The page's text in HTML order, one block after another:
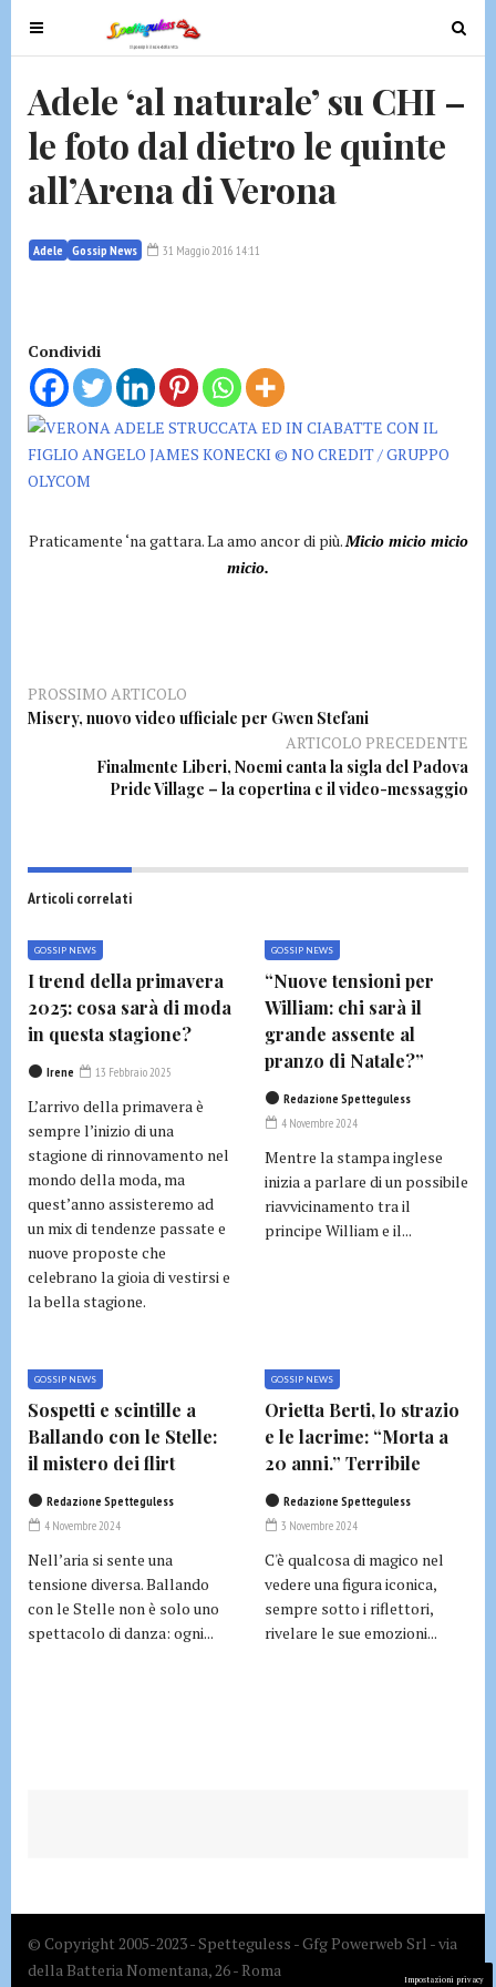
T
o
g
l
e
n
v
i
t
o
n
T
o
g
Adele ‘al naturale’ su CHI –
le foto dal dietro le quinte
all’Arena di Verona
Adele Gossip News 31 Maggio 2016 14:11
Condividi
Praticamente ‘na gattara. La amo ancor di più.Micio micio micio
micio.
PROSSIMO ARTICOLO
Misery, nuovo video ufficiale per Gwen Stefani
ARTICOLO PRECEDENTE
Finalmente Liberi, Noemi canta la sigla del Padova
Pride Village – la copertina e il video-messaggio
Articoli correlati
GOSSIP NEWS
I trend della primavera
2025: cosa sarà di moda
in questa stagione?
Irene 13 Febbraio 2025
L’arrivo della primavera è
sempre l’inizio di una
stagione di rinnovamento nel
mondo della moda, ma
quest’anno assisteremo ad
un mix di tendenze passate e
nuove proposte che
celebrano la gioia di vestirsi e
la bella stagione.
GOSSIP NEWS
“Nuove tensioni per
William: chi sarà il
grande assente al
pranzo di Natale?”
Redazione Spetteguless
4 Novembre 2024
Mentre la stampa inglese
inizia a parlare di un possibile
riavvicinamento tra il
principe William e il...
GOSSIP NEWS
Sospetti e scintille a
Ballando con le Stelle:
il mistero dei flirt
Redazione Spetteguless
4 Novembre 2024
Nell’aria si sente una
tensione diversa. Ballando
con le Stelle non è solo uno
spettacolo di danza: ogni...
GOSSIP NEWS
Orietta Berti, lo strazio
e le lacrime: “Morta a
20 anni.” Terribile
Redazione Spetteguless
3 Novembre 2024
C'è qualcosa di magico nel
vedere una figura iconica,
sempre sotto i riflettori,
rivelare le sue emozioni...
© Copyright 2005-2023 - Spetteguless - Gfg Powerweb Srl - via
della Batteria Nomentana, 26 - Roma
Impostazioni privacy